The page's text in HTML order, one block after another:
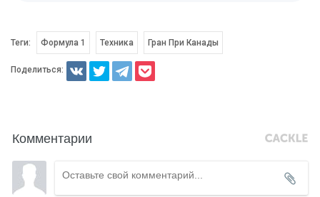
Теги: Формула 1 Техника Гран При Канады
Поделиться:
Комментарии